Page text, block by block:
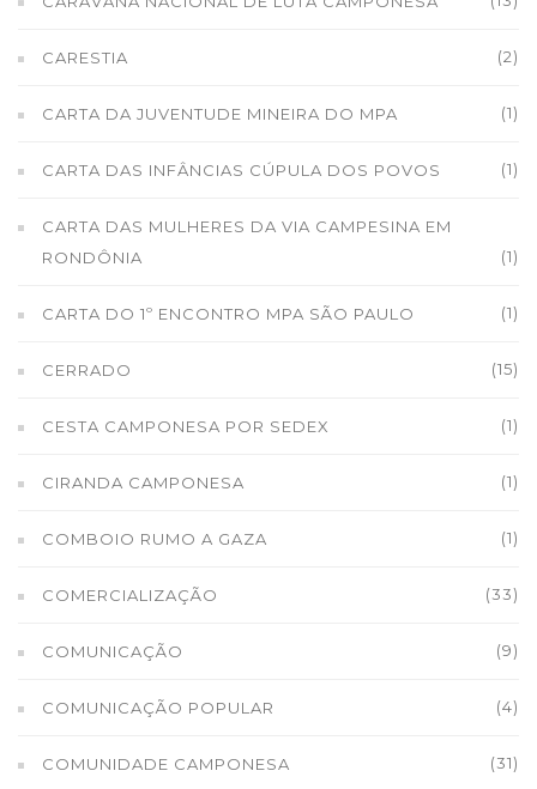
CARESTIA (2)
CARTA DA JUVENTUDE MINEIRA DO MPA (1)
CARTA DAS INFÂNCIAS CÚPULA DOS POVOS (1)
CARTA DAS MULHERES DA VIA CAMPESINA EM
RONDÔNIA
(1)
CARTA DO 1º ENCONTRO MPA SÃO PAULO (1)
CERRADO (15)
CESTA CAMPONESA POR SEDEX (1)
CIRANDA CAMPONESA (1)
COMBOIO RUMO A GAZA (1)
COMERCIALIZAÇÃO (33)
COMUNICAÇÃO (9)
COMUNICAÇÃO POPULAR (4)
COMUNIDADE CAMPONESA (31)